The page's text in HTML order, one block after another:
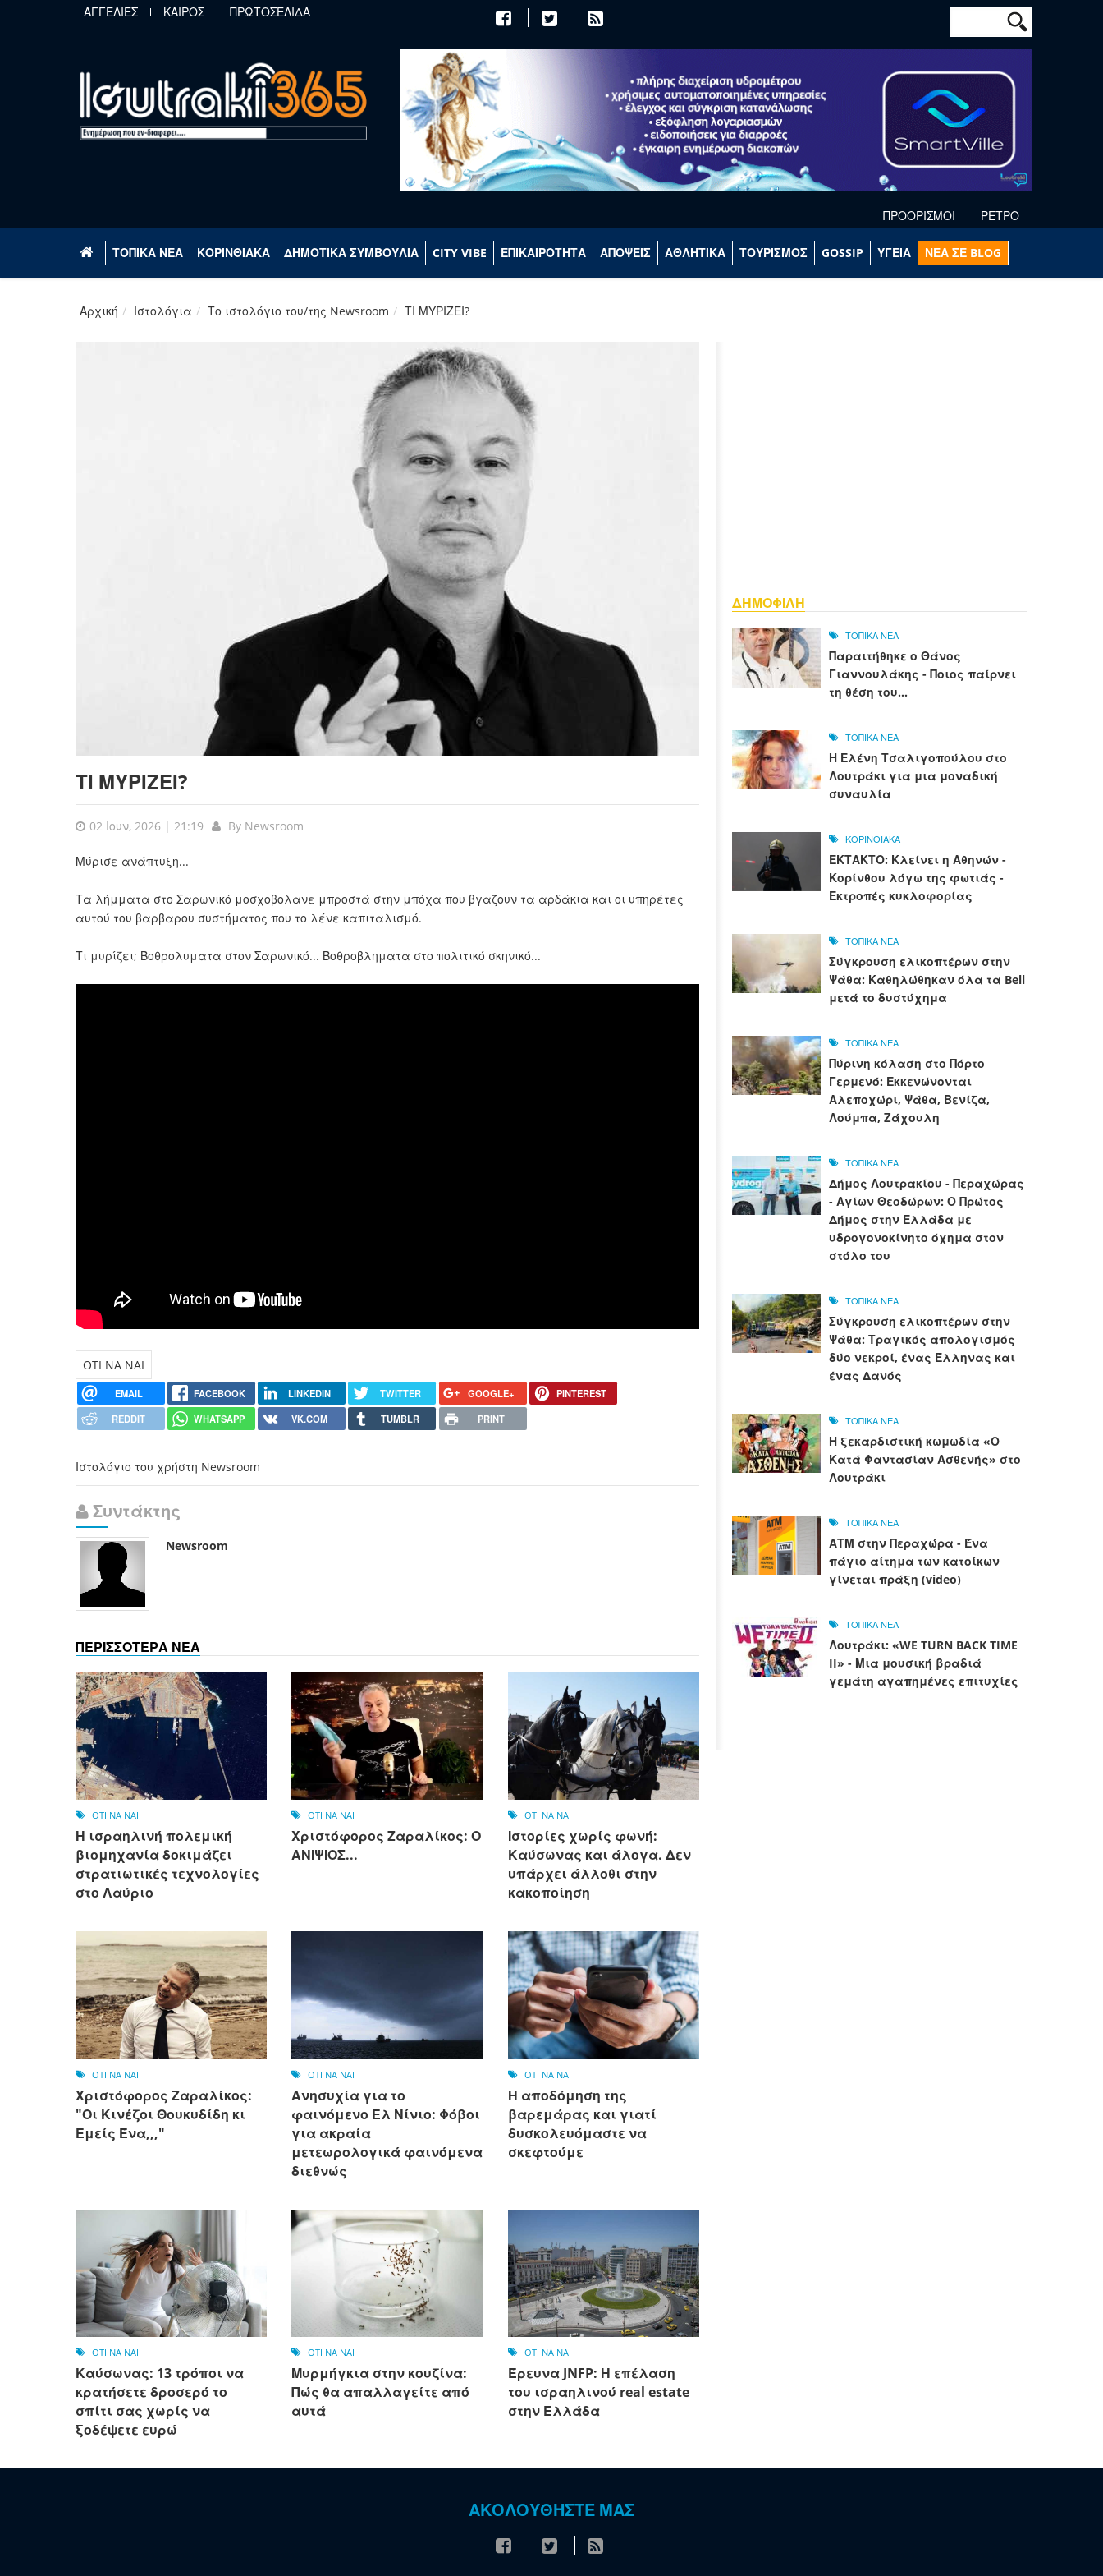
Παράκαμψη προς το κυρίως περιεχόμενο
ΑΓΓΕΛΙΕΣ ΚΑΙΡΟΣ ΠΡΩΤΟΣΕΛΙΔΑ Φόρμα
Αναζήτηση
ΠΡΟΟΡΙΣΜΟΙ ΡΕΤΡΟ
ΤΟΠΙΚΑ ΝΕΑ ΚΟΡΙΝΘΙΑΚΑ ΔΗΜΟΤΙΚΑ ΣΥΜΒΟΥΛΙΑ CITY VIBE ΕΠΙΚΑΙΡΟΤΗΤΑ ΑΠΟΨΕΙΣ ΑΘΛΗΤΙΚΑ ΤΟΥΡΙΣΜΟΣ GOSSIP ΥΓΕΙΑ ΝΕΑ ΣΕ BLOG
Αρχική Ιστολόγια Το ιστολόγιο του/της Newsroom ΤΙ ΜΥΡΙΖΕΙ?
ΤΙ ΜΥΡΙΖΕΙ?
02 Ιουν, 2026 | 21:19 By Newsroom
Μύρισε ανάπτυξη...
Τα λήμματα στο Σαρωνικό μοσχοβολανε μπροστά στην μπόχα που βγαζουν τα αρδάκια και οι υπηρέτες
αυτού του βαρβαρου συστήματος που το λένε καπιταλισμό.
Τι μυρίζει; Βοθρολυματα στον Σαρωνικό... Βοθροβληματα στο πολιτικό σκηνικό...
OTI NA NAI
EMAIL FACEBOOK LINKEDIN TWITTER GOOGLE+
PINTEREST
REDDIT
WHATSAPP VK.COM TUMBLR PRINT
Ιστολόγιο του χρήστη Newsroom
Συντάκτης
Newsroom
ΠΕΡΙΣΣΟΤΕΡΑ ΝΕΑ
OTI NA NAI
Η ισραηλινή πολεμική
βιομηχανία δοκιμάζει
στρατιωτικές τεχνολογίες
στο Λαύριο
OTI NA NAI
Χριστόφορος Ζαραλίκος: Ο
ΑΝΙΨΙΟΣ...
OTI NA NAI
Ιστορίες χωρίς φωνή:
Καύσωνας και άλογα. Δεν
υπάρχει άλλοθι στην
κακοποίηση
OTI NA NAI
Χριστόφορος Ζαραλίκος:
"Οι Κινέζοι Θουκυδίδη κι
Εμείς Ένα,,,"
OTI NA NAI
Ανησυχία για το
φαινόμενο Ελ Νίνιο: Φόβοι
για ακραία
μετεωρολογικά φαινόμενα
διεθνώς
OTI NA NAI
Η αποδόμηση της
βαρεμάρας και γιατί
δυσκολευόμαστε να
σκεφτούμε
OTI NA NAI
Καύσωνας: 13 τρόποι να
κρατήσετε δροσερό το
σπίτι σας χωρίς να
ξοδέψετε ευρώ
OTI NA NAI
Μυρμήγκια στην κουζίνα:
Πώς θα απαλλαγείτε από
αυτά
OTI NA NAI
Έρευνα JNFP: Η επέλαση
του ισραηλινού real estate
στην Ελλάδα
ΔΗΜΟΦΙΛΗ
ΤΟΠΙΚΑ ΝΕΑ
Παραιτήθηκε ο Θάνος
Γιαννουλάκης - Ποιος παίρνει
τη θέση του...
ΤΟΠΙΚΑ ΝΕΑ
Η Ελένη Τσαλιγοπούλου στο
Λουτράκι για μια μοναδική
συναυλία
ΚΟΡΙΝΘΙΑΚΑ
ΕΚΤΑΚΤΟ: Κλείνει η Αθηνών -
Κορίνθου λόγω της φωτιάς -
Εκτροπές κυκλοφορίας
ΤΟΠΙΚΑ ΝΕΑ
Σύγκρουση ελικοπτέρων στην
Ψάθα: Καθηλώθηκαν όλα τα Bell
μετά το δυστύχημα
ΤΟΠΙΚΑ ΝΕΑ
Πύρινη κόλαση στο Πόρτο
Γερμενό: Εκκενώνονται
Αλεποχώρι, Ψάθα, Βενίζα,
Λούμπα, Ζάχουλη
ΤΟΠΙΚΑ ΝΕΑ
Δήμος Λουτρακίου - Περαχώρας
- Αγίων Θεοδώρων: Ο Πρώτος
Δήμος στην Ελλάδα με
υδρογονοκίνητο όχημα στον
στόλο του
ΤΟΠΙΚΑ ΝΕΑ
Σύγκρουση ελικοπτέρων στην
Ψάθα: Τραγικός απολογισμός
δύο νεκροί, ένας Έλληνας και
ένας Δανός
ΤΟΠΙΚΑ ΝΕΑ
Η ξεκαρδιστική κωμωδία «Ο
Κατά Φαντασίαν Ασθενής» στο
Λουτράκι
ΤΟΠΙΚΑ ΝΕΑ
ΑΤΜ στην Περαχώρα - Ένα
πάγιο αίτημα των κατοίκων
γίνεται πράξη (video)
ΤΟΠΙΚΑ ΝΕΑ
Λουτράκι: «WE TURN BACK TIME
II» - Μια μουσική βραδιά
γεμάτη αγαπημένες επιτυχίες
ΑΚΟΛΟΥΘΗΣΤΕ ΜΑΣ